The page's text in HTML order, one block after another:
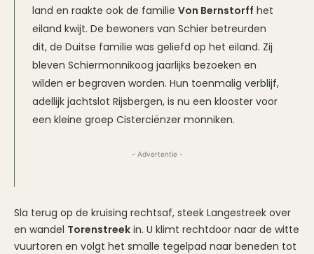
land en raakte ook de familie Von Bernstorff het
eiland kwijt. De bewoners van Schier betreurden
dit, de Duitse familie was geliefd op het eiland. Zij
bleven Schiermonnikoog jaarlijks bezoeken en
wilden er begraven worden. Hun toenmalig verblijf,
adellijk jachtslot Rijsbergen, is nu een klooster voor
een kleine groep Cisterciënzer monniken.
- Advertentie -
Sla terug op de kruising rechtsaf, steek Langestreek over
en wandel Torenstreek in. U klimt rechtdoor naar de witte
vuurtoren en volgt het smalle tegelpad naar beneden tot